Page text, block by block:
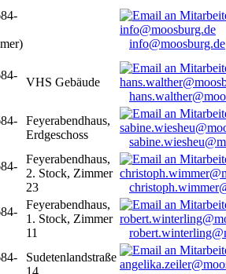
info@moosburg.de
VHS Gebäude
Feyerabendhaus,
Erdgeschoss
Feyerabendhaus,
2. Stock, Zimmer
23
Feyerabendhaus,
1. Stock, Zimmer
11
Sudetenlandstraße
14